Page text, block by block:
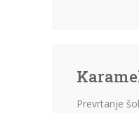
Prevrtanje